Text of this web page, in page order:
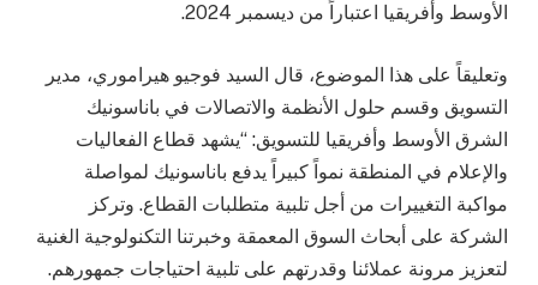
الأوسط وأفريقيا اعتباراً من ديسمبر 2024.
وتعليقاً على هذا الموضوع، قال السيد فوجيو هيراموري، مدير
التسويق وقسم حلول الأنظمة والاتصالات في باناسونيك
الشرق الأوسط وأفريقيا للتسويق: “يشهد قطاع الفعاليات
والإعلام في المنطقة نمواً كبيراً يدفع باناسونيك لمواصلة
مواكبة التغييرات من أجل تلبية متطلبات القطاع. وتركز
الشركة على أبحاث السوق المعمقة وخبرتنا التكنولوجية الغنية
لتعزيز مرونة عملائنا وقدرتهم على تلبية احتياجات جمهورهم.